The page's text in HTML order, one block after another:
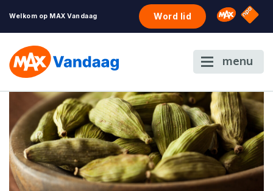
Welkom op MAX Vandaag Word lid Omroep
NPO
menu